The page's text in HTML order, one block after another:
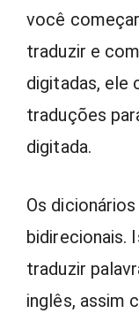
você
traduzir e
digitadas, ele
traduções
digitada.
Os
bidirecionais.
traduzir
inglês, assim